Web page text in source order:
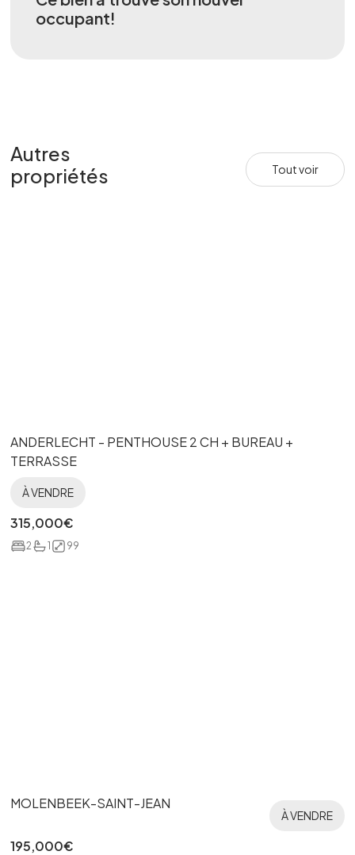
occupant!
Autres
propriétés
Tout voir
ANDERLECHT - PENTHOUSE 2 CH + BUREAU +
TERRASSE
À VENDRE
315,000€
2 1 99
MOLENBEEK-SAINT-JEAN
À VENDRE
195,000€